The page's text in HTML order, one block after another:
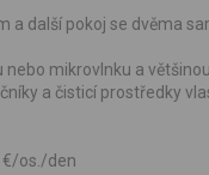
a další pokoj se dvěma
nebo mikrovlnku a většinou
a čisticí prostředky
€/os./den